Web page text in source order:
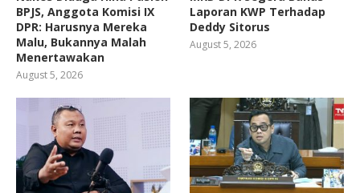
BPJS, Anggota Komisi IX
DPR: Harusnya Mereka
Malu, Bukannya Malah
Menertawakan
August 5, 2026
Laporan KWP Terhadap
Deddy Sitorus
August 5, 2026